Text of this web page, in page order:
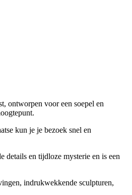
ontworpen voor een soepel en
kun je je bezoek snel en
details en tijdloze mysterie en is een
indrukwekkende sculpturen,